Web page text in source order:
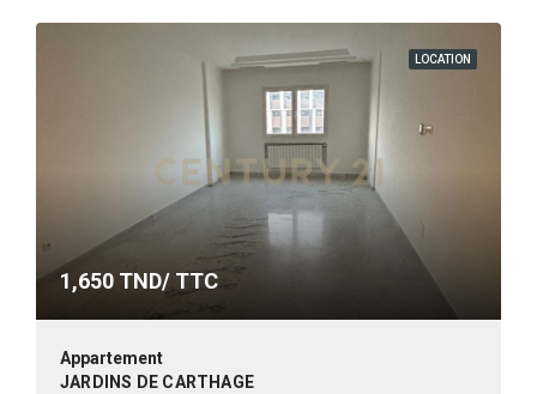
LOCATION
1,650 TND/ TTC
Appartement
JARDINS DE CARTHAGE